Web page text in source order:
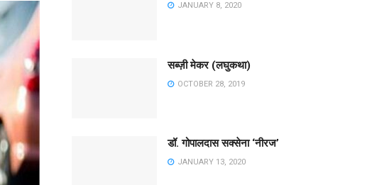
JANUARY 8, 2020
सब्ज़ी मेकर (लघुकथा)
OCTOBER 28, 2019
डॉ. गोपालदास सक्सेना ‘नीरज’
JANUARY 13, 2020